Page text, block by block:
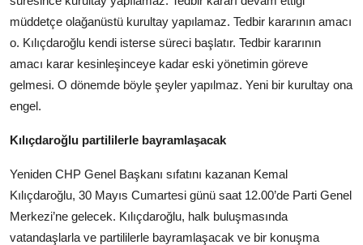
müddetçe olağanüstü kurultay yapılamaz. Tedbir kararının amacı
o. Kılıçdaroğlu kendi isterse süreci başlatır. Tedbir kararının
amacı karar kesinleşinceye kadar eski yönetimin göreve
gelmesi. O dönemde böyle şeyler yapılmaz. Yeni bir kurultay ona
engel.
Kılıçdaroğlu partililerle bayramlaşacak
Yeniden CHP Genel Başkanı sıfatını kazanan Kemal
Kılıçdaroğlu, 30 Mayıs Cumartesi günü saat 12.00’de Parti Genel
Merkezi’ne gelecek. Kılıçdaroğlu, halk buluşmasında
vatandaşlarla ve partililerle bayramlaşacak ve bir konuşma